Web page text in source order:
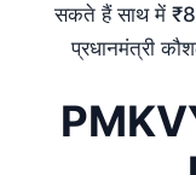
सकते हैं साथ में
प्रधानमंत्री